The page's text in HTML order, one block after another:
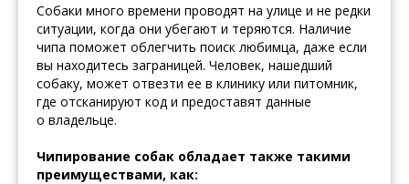
Собаки много времени проводят на улице и не редки
ситуации, когда они убегают и теряются. Наличие
чипа поможет облегчить поиск любимца, даже если
вы находитесь заграницей. Человек, нашедший
собаку, может отвезти ее в клинику или питомник,
где отсканируют код и предоставят данные
о владельце.
Чипирование собак обладает также такими
преимуществами, как: